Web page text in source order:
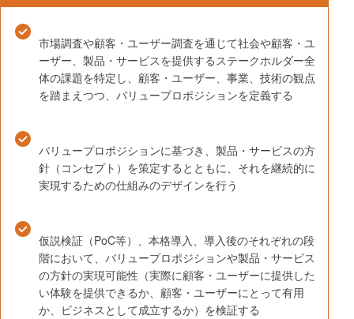
市場調査や顧客・ユーザー調査を通じて社会や顧客・ユ
ーザー、製品・サービスを提供するステークホルダー全
体の課題を特定し、顧客・ユーザー、事業、技術の観点
を踏まえつつ、バリュープロポジションを定義する
バリュープロポジションに基づき、製品・サービスの方
針（コンセプト）を策定するとともに、それを継続的に
実現するための仕組みのデザインを行う
仮説検証（PoC等）、本格導入、導入後のそれぞれの段
階において、バリュープロポジションや製品・サービス
の方針の実現可能性（実際に顧客・ユーザーに提供した
い体験を提供できるか、顧客・ユーザーにとって有用
か、ビジネスとして成立するか）を検証する